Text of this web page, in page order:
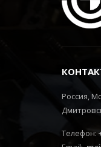
Россия,
Телефон: